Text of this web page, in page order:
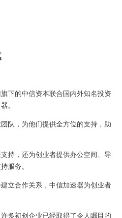
的中信资本联合国内外知名投资
。
，为他们提供全方位的支持，助
，还为创业者提供办公空间、导
服务。
合作关系，中信加速器为创业者
初创企业已经取得了令人瞩目的